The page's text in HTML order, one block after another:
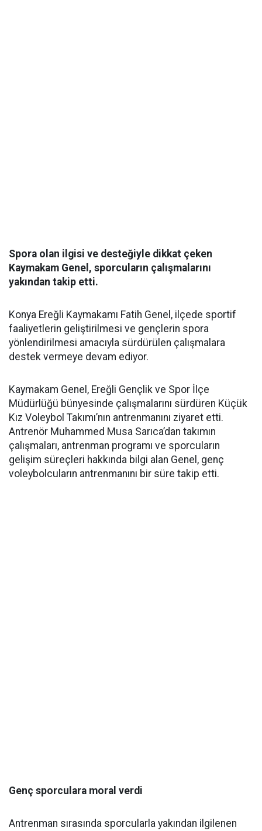
Spora olan ilgisi ve desteğiyle dikkat çeken
Kaymakam Genel, sporcuların çalışmalarını
yakından takip etti.
Konya Ereğli Kaymakamı Fatih Genel, ilçede sportif
faaliyetlerin geliştirilmesi ve gençlerin spora
yönlendirilmesi amacıyla sürdürülen çalışmalara
destek vermeye devam ediyor.
Kaymakam Genel, Ereğli Gençlik ve Spor İlçe
Müdürlüğü bünyesinde çalışmalarını sürdüren Küçük
Kız Voleybol Takımı’nın antrenmanını ziyaret etti.
Antrenör Muhammed Musa Sarıca’dan takımın
çalışmaları, antrenman programı ve sporcuların
gelişim süreçleri hakkında bilgi alan Genel, genç
voleybolcuların antrenmanını bir süre takip etti.
Genç sporculara moral verdi
Antrenman sırasında sporcularla yakından ilgilenen